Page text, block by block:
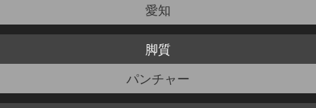
愛知
脚質
パンチャー